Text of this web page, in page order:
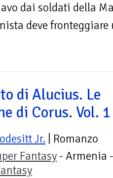
dai soldati della
deve
di Alucius. Le
di Corus. Vol. 1
Jr. | Romanzo
Fantasy - Armenia -